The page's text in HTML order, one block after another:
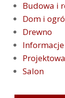
Budowa i
Dom i
Drewno
Informacje
Salon